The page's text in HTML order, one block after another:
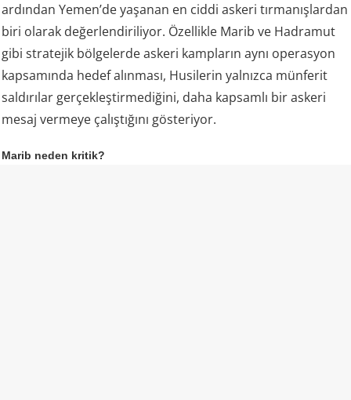
ardından Yemen’de yaşanan en ciddi askeri tırmanışlardan
biri olarak değerlendiriliyor. Özellikle Marib ve Hadramut
gibi stratejik bölgelerde askeri kampların aynı operasyon
kapsamında hedef alınması, Husilerin yalnızca münferit
saldırılar gerçekleştirmediğini, daha kapsamlı bir askeri
mesaj vermeye çalıştığını gösteriyor.
Marib neden kritik?